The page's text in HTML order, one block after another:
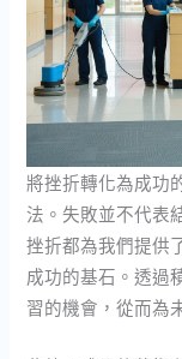
將挫折轉化為成功
法。失敗並不代表
挫折都為我們提供
成功的基石。透過
習的機會，從而為